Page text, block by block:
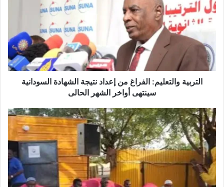
التربية والتعليم: الفراغ من إعداد نتيجة الشهادة السودانية
سينتهى أواخر الشهر الحالى